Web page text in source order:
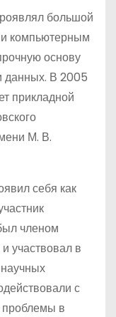
большой
и компьютерным
основу
данных. В 2005
прикладной
М. В.
себя как
членом
участвовал в
с
проблемы в